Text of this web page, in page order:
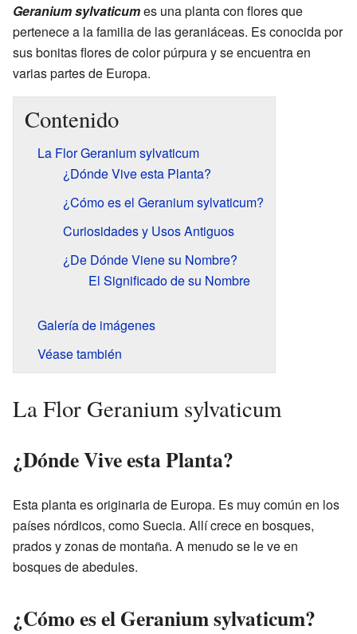
Geranium sylvaticumes una planta con flores que
pertenece a la familia de las geraniáceas. Es conocida por
sus bonitas flores de color púrpura y se encuentra en
varias partes de Europa.
Contenido
La Flor Geranium sylvaticum
¿Dónde Vive esta Planta?
¿Cómo es el Geranium sylvaticum?
Curiosidades y Usos Antiguos
¿De Dónde Viene su Nombre?
El Significado de su Nombre
Galería de imágenes
Véase también
La Flor Geranium sylvaticum
¿Dónde Vive esta Planta?
Esta planta es originaria de Europa. Es muy común en los
países nórdicos, como Suecia. Allí crece en bosques,
prados y zonas de montaña. A menudo se le ve en
bosques de abedules.
¿Cómo es el Geranium sylvaticum?